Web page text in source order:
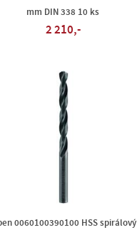
mm DIN 338 10 ks
2 210,-
0060100390100 HSS spirálový